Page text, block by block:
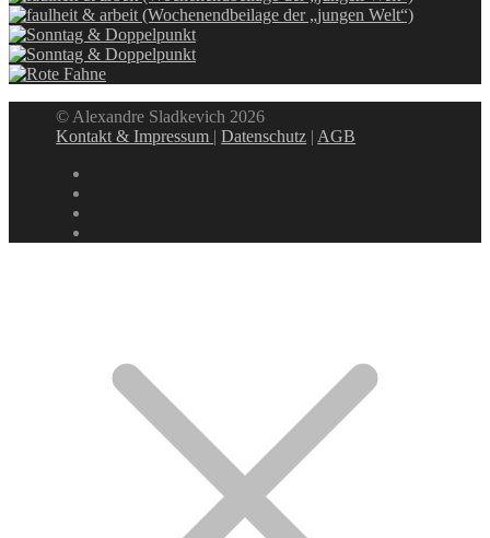
© Alexandre Sladkevich 2026
Kontakt & Impressum |Datenschutz | AGB